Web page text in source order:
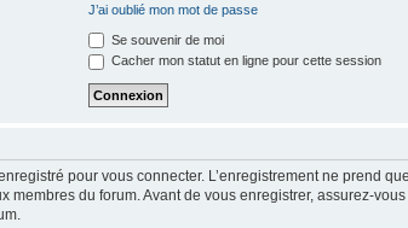
J’ai oublié mon mot de passe
Se souvenir de moi
Cacher mon statut en ligne pour cette session
pour vous connecter. L’enregistrement ne prend
membres du forum. Avant de vous enregistrer, assurez-